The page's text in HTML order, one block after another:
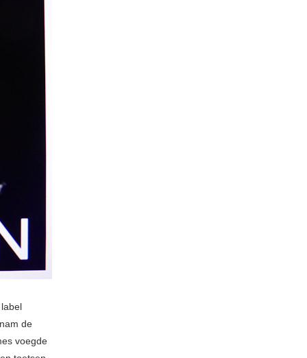
de
voegde